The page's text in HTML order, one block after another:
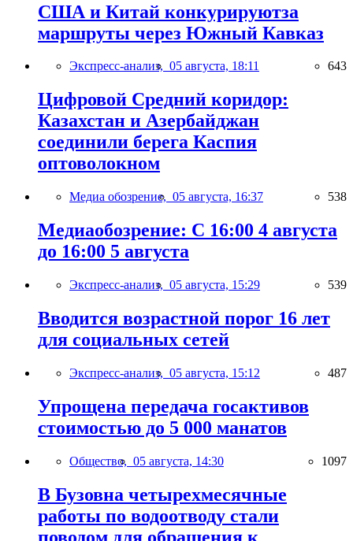
США и Китай конкурируютза
маршруты через Южный Кавказ
Экспресс-анализ, 05 августа, 18:11 643
Цифровой Средний коридор:
Казахстан и Азербайджан
соединили берега Каспия
оптоволокном
Медиа обозрение, 05 августа, 16:37 538
Медиаобозрение: С 16:00 4 августа
до 16:00 5 августа
Экспресс-анализ, 05 августа, 15:29 539
Вводится возрастной порог 16 лет
для социальных сетей
Экспресс-анализ, 05 августа, 15:12 487
Упрощена передача госактивов
стоимостью до 5 000 манатов
Общество, 05 августа, 14:30 1097
В Бузовна четырехмесячные
работы по водоотводу стали
поводом для обращения к